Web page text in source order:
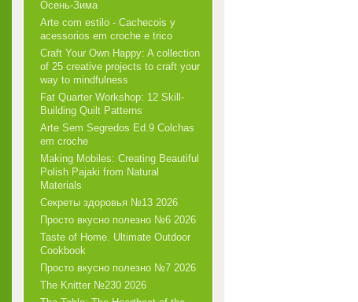
Осень-Зима
Arte com estilo - Cachecois у
acessorios em croche e trico
Craft Your Own Happy: A collection
of 25 creative projects to craft your
way to mindfulness
Fat Quarter Workshop: 12 Skill-
Building Quilt Patterns
Arte Sem Segredos Ed.9 Colchas
em croche
Making Mobiles: Creating Beautiful
Polish Pajaki from Natural
Materials
Секреты здоровья №13 2026
Просто вкусно полезно №6 2026
Taste of Home. Ultimate Outdoor
Cookbook
Просто вкусно полезно №7 2026
The Knitter №230 2026